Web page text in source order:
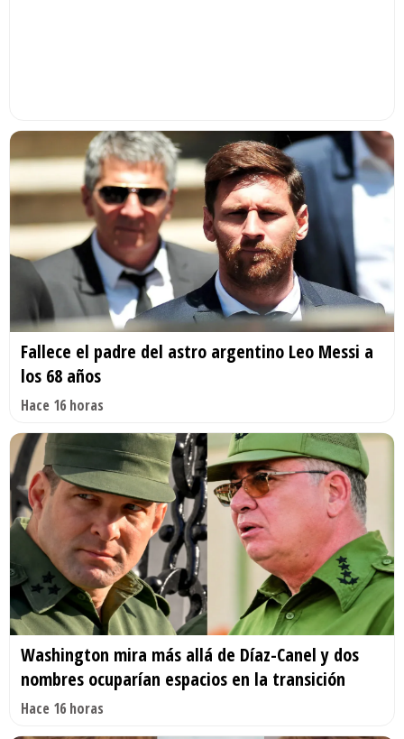
Fallece el padre del astro argentino Leo Messi a
los 68 años
Hace 16 horas
Washington mira más allá de Díaz-Canel y dos
nombres ocuparían espacios en la transición
Hace 16 horas